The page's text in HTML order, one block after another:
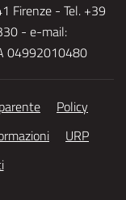
Firenze - Tel. +39
- e-mail:
04992010480
Policy
URP